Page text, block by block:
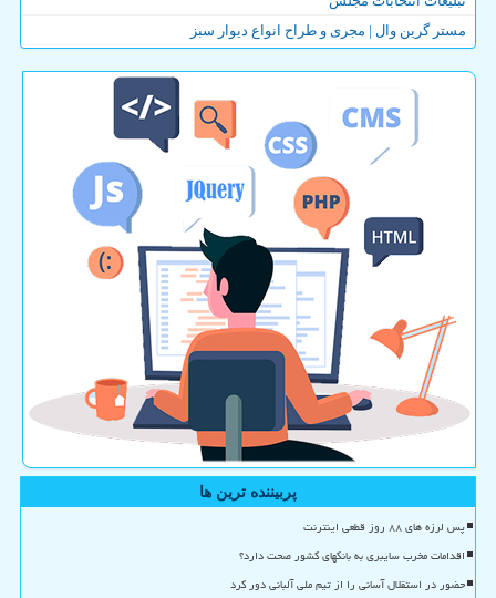
مستر گرین وال | مجری و طراح انواع دیوار سبز
پربیننده ترین ها
پس لرزه های ۸۸ روز قطعی اینترنت
اقدامات مخرب سایبری به بانکهای کشور صحت دارد؟
حضور در استقلال آسانی را از تیم ملی آلبانی دور کرد